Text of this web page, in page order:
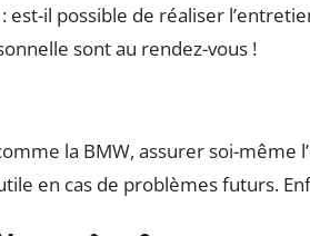
il possible de réaliser
sont au rendez-vous !
la BMW, assurer soi-
en cas de problèmes futurs.